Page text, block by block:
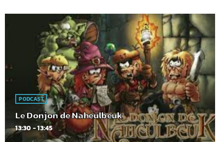
PODCAST
Le Donjon de Naheulbeuk
13:30 - 13:45